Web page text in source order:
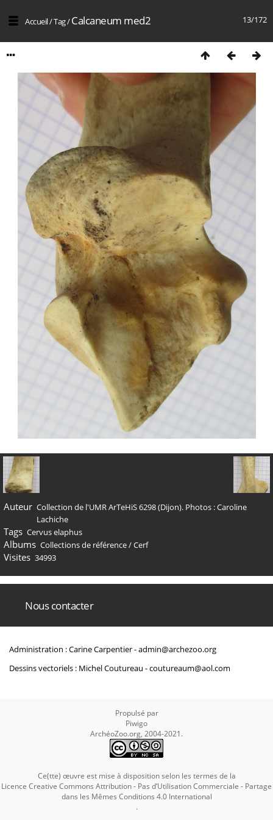
13/172
Accueil/Tag/Calcaneum med2
Auteur Collection de l'UMR ArTeHiS 6298 (Dijon). Photos : Caroline
Lachiche
Tags Cervus elaphus
Albums Collections de référence/Cerf
Visites 34993
Nous contacter
Administration : Carine Carpentier -admin@archezoo.org
Dessins vectoriels : Michel Coutureau -coutureaum@aol.com
Propulsé par
Piwigo
ArchéoZoo.org, 2004-2021.
Ce(tte) œuvre est mise à disposition selon les termes de la
Licence Creative Commons Attribution - Pas d’Utilisation Commerciale - Partage
dans les Mêmes Conditions 4.0 International
.